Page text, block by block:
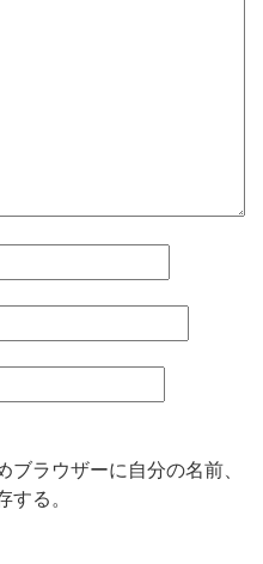
ラウザーに自分の名前、
する。